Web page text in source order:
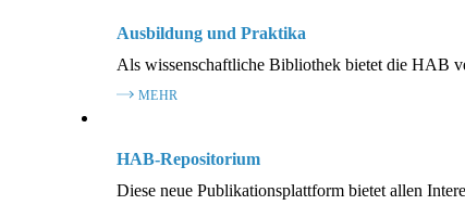
Ausbildung und Praktika
Als wissenschaftliche Bibliothek bietet die HAB
MEHR
HAB-Repositorium
Diese neue Publikationsplattform bietet allen